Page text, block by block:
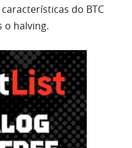
do BTC
o halving.